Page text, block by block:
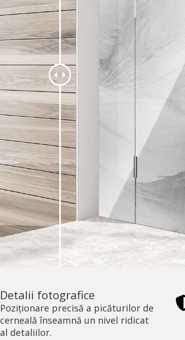
Detalii fotografice
Poziționare precisă a picăturilor de
cerneală înseamnă un nivel ridicat
al detaliilor.